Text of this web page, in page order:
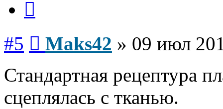
#5 Maks42 » 09 июл
Стандартная рецептура
сцеплялась с тканью.